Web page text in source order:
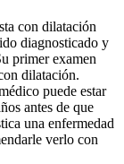
con dilatación
diagnosticado y
primer examen
dilatación.
puede estar
antes de que
una enfermedad
verlo con